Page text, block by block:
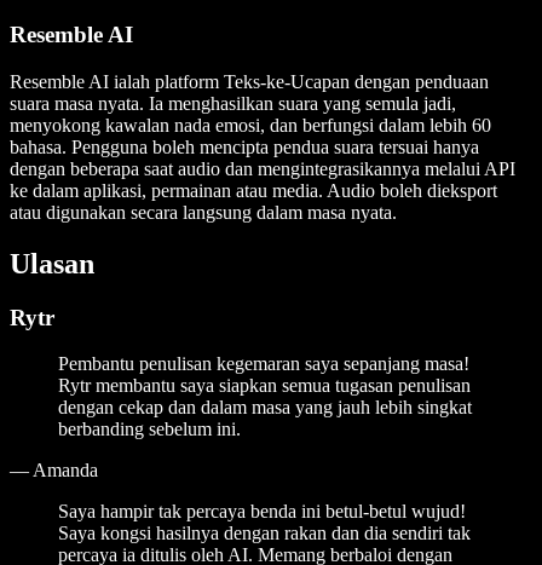
Resemble AI
Resemble AI ialah platform Teks-ke-Ucapan dengan penduaan
suara masa nyata. Ia menghasilkan suara yang semula jadi,
menyokong kawalan nada emosi, dan berfungsi dalam lebih 60
bahasa. Pengguna boleh mencipta pendua suara tersuai hanya
dengan beberapa saat audio dan mengintegrasikannya melalui API
ke dalam aplikasi, permainan atau media. Audio boleh dieksport
atau digunakan secara langsung dalam masa nyata.
Ulasan
Rytr
Pembantu penulisan kegemaran saya sepanjang masa!
Rytr membantu saya siapkan semua tugasan penulisan
dengan cekap dan dalam masa yang jauh lebih singkat
berbanding sebelum ini.
— Amanda
Saya hampir tak percaya benda ini betul-betul wujud!
Saya kongsi hasilnya dengan rakan dan dia sendiri tak
percaya ia ditulis oleh AI. Memang berbaloi dengan